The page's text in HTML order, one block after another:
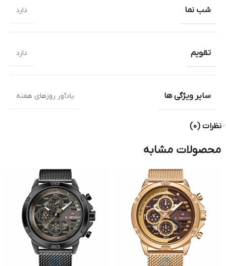
شب نما دارد
تقویم دارد
سایر ویژگی ها یادآور روزهای هفته
نظرات (0)
محصولات مشابه